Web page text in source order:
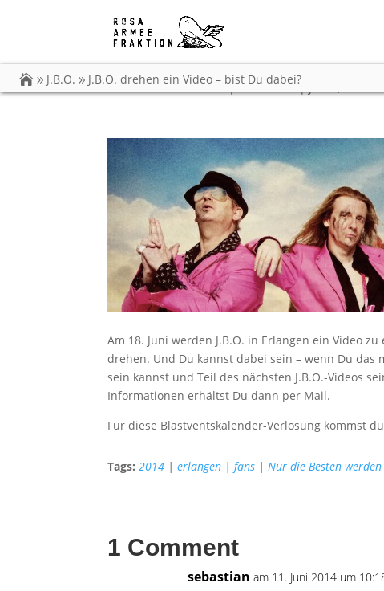
J.B.O. J.B.O. drehen ein Video – bist Du dabei?
J.B.O. drehen ein
von Carsten Dobschat|09.06.2014|
Am 18. Juni werden J.B.O. in Erlangen ein Video
drehen. Und Du kannst dabei sein – wenn Du das
sein kannst und Teil des nächsten J.B.O.-Videos
Informationen erhältst Du dann per Mail.
Für diese Blastventskalender-Verlosung kommst
Tags: 2014 |erlangen |fans | Nur die Besten
1 Comment
sebastian am 11. Juni 2014 um